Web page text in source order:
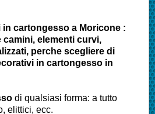
cartongesso a Moricone :
elementi curvi,
perche scegliere di
in cartongesso in
di qualsiasi forma: a tutto
elittici, ecc.